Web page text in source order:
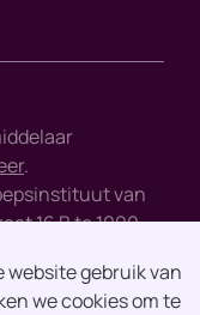
.
van
16 B te 1000
website gebruik van
we cookies om te